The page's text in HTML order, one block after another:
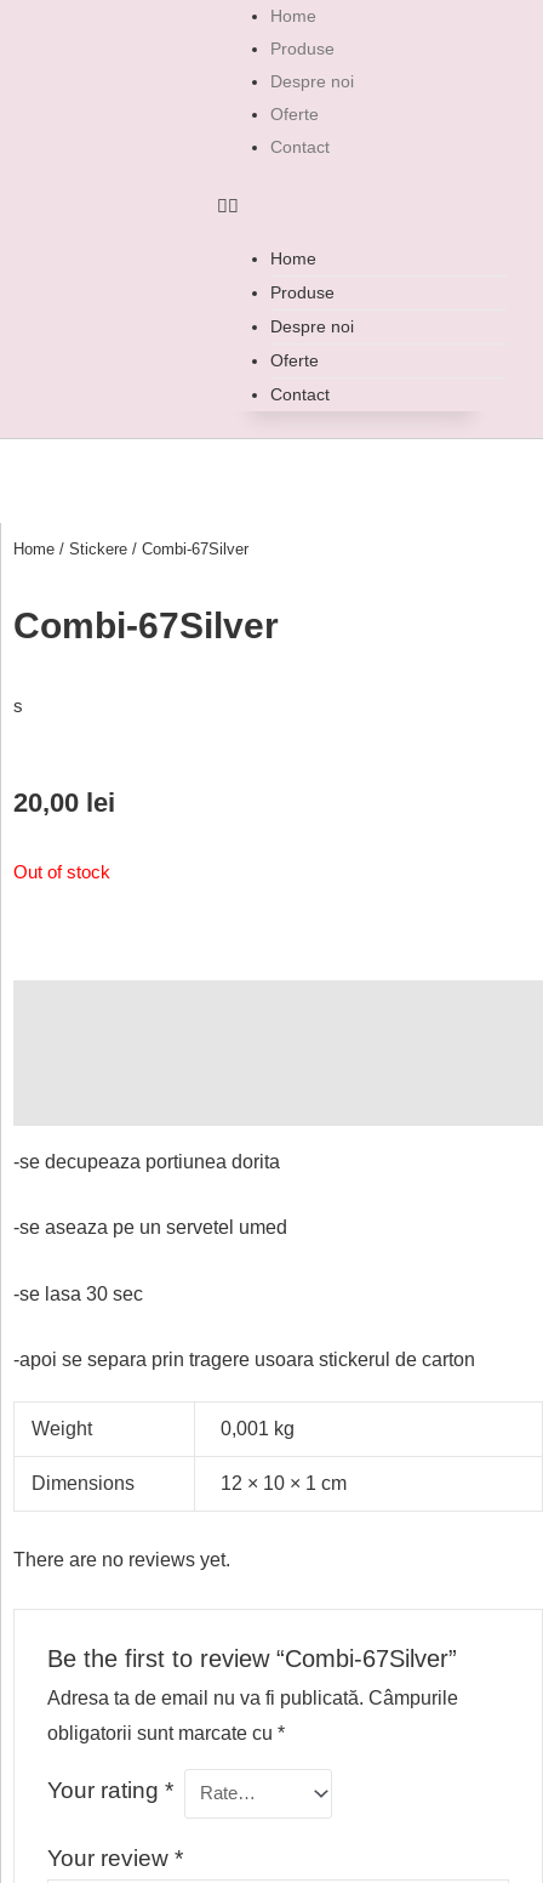
Home
Produse
Despre noi
Oferte
Contact
Home
Produse
Despre noi
Oferte
Contact
Home / Stickere / Combi-67Silver
Combi-67Silver
s
20,00 lei
Out of stock
-se decupeaza portiunea dorita
-se aseaza pe un servetel umed
-se lasa 30 sec
-apoi se separa prin tragere usoara stickerul de carton
Weight 0,001 kg
Dimensions 12 × 10 × 1 cm
There are no reviews yet.
Be the first to review “Combi-67Silver”
Adresa ta de email nu va fi publicată. Câmpurile
obligatorii sunt marcate cu *
Your rating *
Your review *